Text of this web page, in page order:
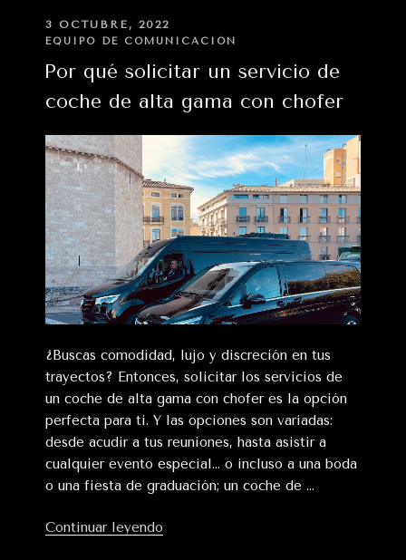
chófer
privado»
PUBLICADO
EN
3 OCTUBRE, 2022
EQUIPO DE COMUNICACIÓN
Por qué solicitar un servicio de
coche de alta gama con chofer
¿Buscas comodidad, lujo y discreción en tus
trayectos? Entonces, solicitar los servicios de
un coche de alta gama con chofer es la opción
perfecta para ti. Y las opciones son variadas:
desde acudir a tus reuniones, hasta asistir a
cualquier evento especial… o incluso a una boda
o una fiesta de graduación; un coche de …
Continuar leyendo